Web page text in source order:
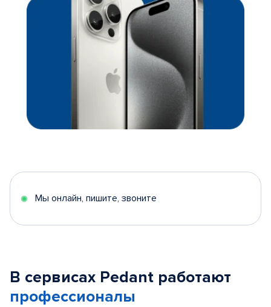
Мы онлайн, пишите, звоните
В сервисах Pedant работают
профессионалы